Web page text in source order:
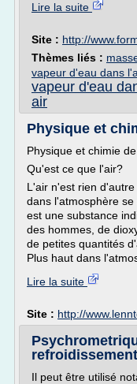
Lire la suite
Site : http://
Thèmes liés :
vapeur d'eau dans
vapeur d'eau
air
Physique et
Physique et chimie
Qu'est ce que l'air?
L'air n'est rien
dans l'atmosphère
est une substance
des hommes, de
de petites quantités
Plus haut dans
Lire la suite
Site : http://
Il peut être utilisé